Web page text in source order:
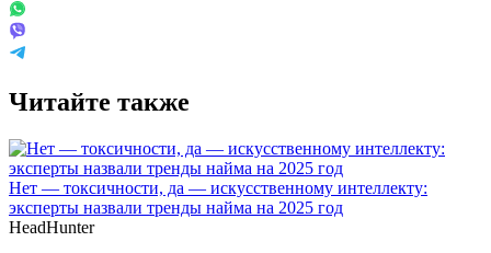
Читайте также
Нет — токсичности, да — искусственному интеллекту:
эксперты назвали тренды найма на 2025 год
HeadHunter